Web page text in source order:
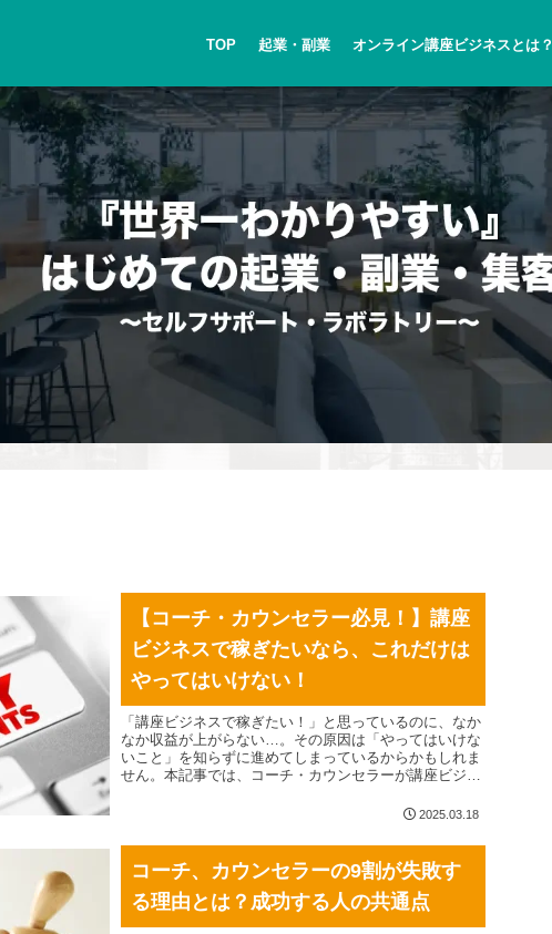
TOP 起業・副業 オンライン講座ビジネスとは？
【コーチ・カウンセラー必見！】講座
ビジネスで稼ぎたいなら、これだけは
やってはいけない！
「講座ビジネスで稼ぎたい！」と思っているのに、なか
なか収益が上がらない…。その原因は「やってはいけな
いこと」を知らずに進めてしまっているからかもしれま
せん。本記事では、コーチ・カウンセラーが講座ビジネ
めのポイントを詳しくお伝えします。これから講座を作
2025.03.18
コーチ、カウンセラーの9割が失敗す
る理由とは？成功する人の共通点